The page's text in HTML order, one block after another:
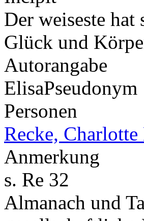
Der weiseste
Glück und
Autorangabe
ElisaPseudonym
Personen
Recke,
Anmerkung
s. Re 32
Almanach und